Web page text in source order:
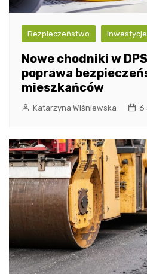
Bezpieczeństwo Inwestycje
Nowe chodniki w
poprawa
mieszkańców
Katarzyna Wiśniewska 6